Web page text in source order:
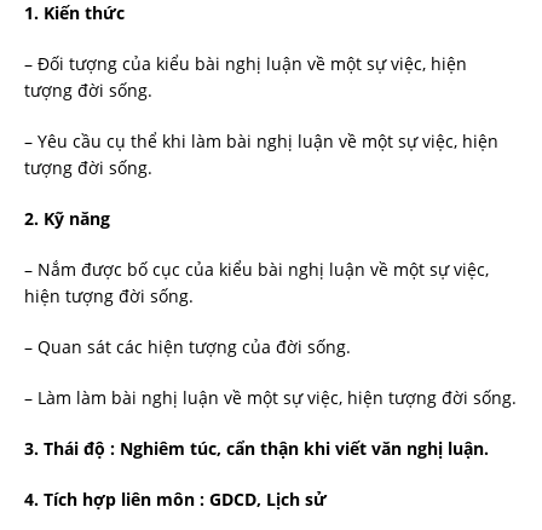
1. Kiến thức
– Đối tượng của kiểu bài nghị luận về một sự việc, hiện
tượng đời sống.
– Yêu cầu cụ thể khi làm bài nghị luận về một sự việc, hiện
tượng đời sống.
2. Kỹ năng
– Nắm được bố cục của kiểu bài nghị luận về một sự việc,
hiện tượng đời sống.
– Quan sát các hiện tượng của đời sống.
– Làm làm bài nghị luận về một sự việc, hiện tượng đời sống.
3. Thái độ : Nghiêm túc, cẩn thận khi viết văn nghị luận.
4. Tích hợp liên môn : GDCD, Lịch sử